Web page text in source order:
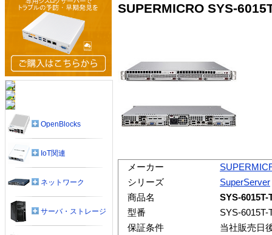
SUPERMICRO SYS-
メーカー
シリーズ
SuperServer
商品名
SYS-6015T-
型番
SYS-6015T-
保証条件
当社販売日
OpenBlocks
IoT関連
ネットワーク
サーバ・ストレージ